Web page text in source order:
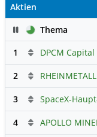
Aktien
PauseThema
1
DPCM Capital
2 RHEINMETALL
3
4